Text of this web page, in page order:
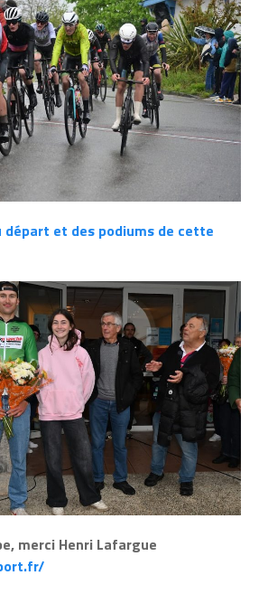
départ et des podiums de cette
merci Henri Lafargue